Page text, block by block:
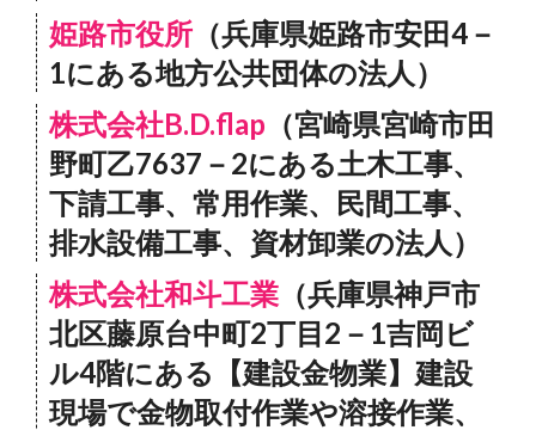
姫路市役所 （兵庫県姫路市安田4－
1にある地方公共団体の法人）
株式会社B.D.flap （宮崎県宮崎市田
野町乙7637－2にある土木工事、
下請工事、常用作業、民間工事、
排水設備工事、資材卸業の法人）
株式会社和斗工業 （兵庫県神戸市
北区藤原台中町2丁目2－1吉岡ビ
ル4階にある【建設金物業】建設
現場で金物取付作業や溶接作業、